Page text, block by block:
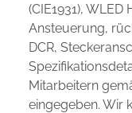
(CIE1931),
Ansteuerung,
DCR,
Mitarbeitern
eingegeben. Wir